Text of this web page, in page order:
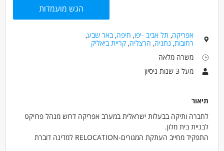
רמת דיוק גבוהה, ארגון וסדר בעבודה מול ריבוי משימות
דרושים בתחום
חשבונאות וכספים - חשבות
חשבונאות וכספים - רואה חשבון
מעל שנתיים ניסיון
משרה מלאה
הגש מועמדות
אפריקה, תל אביב -יפו, חיפה,באר שבע,
רחובות, נתניה, הרצליה,קריית ביאליק
משרה מלאה
מעל 3 שנות ניסיון
תיאור
לחברה ותיקה בבעלות ישראלית במערב אפריקה דרוש מנהל פרויקט
לבניית בית מלון.
התפקיד מחייב העתקת המגורים-RELOCATION למדינה דוברת